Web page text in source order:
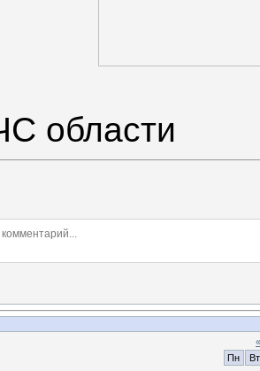
области
«
Пн
Вт